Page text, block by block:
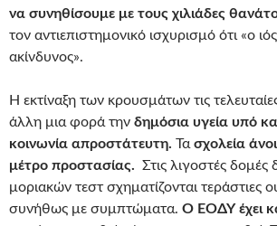
να συνηθίσουμε με τους χιλιάδες
τον αντιεπιστημονικό ισχυρισμό ότι «ο
ακίνδυνος».
Η εκτίναξη των κρουσμάτων τις
άλλη μια φορά την δημόσια υγεία υπό
κοινωνία απροστάτευτη. Τα σχολεία
μέτρο προστασίας. Στις λιγοστές δομές
μοριακών τεστ σχηματίζονται τεράστιες
συνήθως με συμπτώματα. Ο ΕΟΔΥ έχει